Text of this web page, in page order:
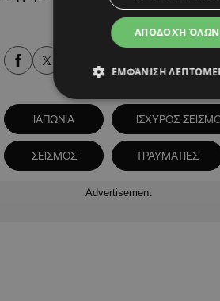
ΙΑΠΩΝΙΑ ΙΣΧΥΡΟΣ
ΣΕΙΣΜΟΣ ΤΡΑΥΜΑΤΙΕΣ
Advertisement
ΑΠΟΔΟΧΉ ΌΛΩΝ
ΕΜΦΆΝΙΣΗ